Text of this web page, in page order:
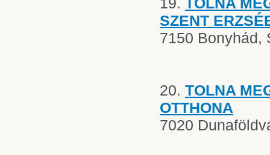
SZENT
7150 Bonyhád,
20. TOLNA
OTTHONA
7020